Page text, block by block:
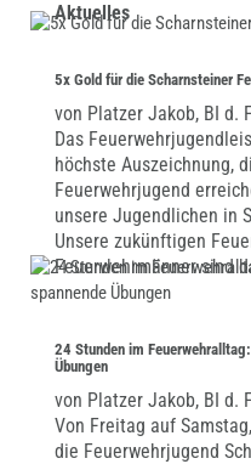
Aktuelles
5x Gold für die Scharnsteiner
von Platzer Jakob, BI d.
Das
höchste Auszeichnung,
Feuerwehrjugend
unsere Jugendlichen in
Unsere zukünftigen
Feuerwehrmänner sind
24 Stunden im
Übungen
von Platzer Jakob, BI d.
Von Freitag auf
die Feuerwehrjugend